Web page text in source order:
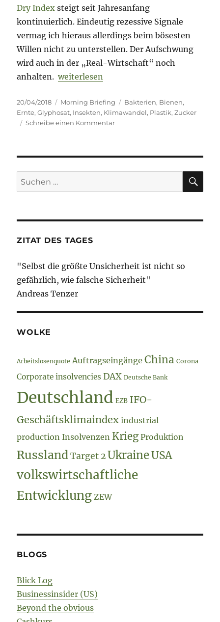
Dry Index steigt seit Jahresanfang
kontinuierlich. Eindeutig rezessive Signale
vermag ich hieraus allerdings beim bösesten
Willen nicht zu unterstellen. Der Aufschwung
wird auch in der „Real-Wirtschaft“ noch
anhalten.„Morning Briefing – 20. April 2018 –
weiterlesen
Veröffentlicht
am
20/04/2018 Kategorien
Morning Briefing Schlagwörter
Bakterien, Bienen,
Ernte,Glyphosat, Insekten, Klimawandel, Plastik,Zucker
Schreibe einen Kommentarzu
April
–
Klimawandel
Suche
nach:
ZITAT DES TAGES
"Selbst die größte Unsicherheit ist nicht so
gefährlich, wie falsche Sicherheit"
Andreas Tenzer
WOLKE
Arbeitslosenquote Auftragseingänge China Corona
Corporate insolvencies DAX Deutsche Bank
Deutschland EZB IFO-
Geschäftsklimaindex industrial
production Insolvenzen Krieg Produktion
Russland Target 2 Ukraine USA
volkswirtschaftliche
Entwicklung ZEW
BLOGS
Blick Log
Businessinsider (US)
Beyond the obvious